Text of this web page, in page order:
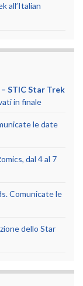
all’Italian
STIC Star Trek
in finale
le date
dal 4 al 7
Comunicate le
dello Star